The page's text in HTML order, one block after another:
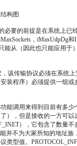
构图
必要的前提是在系统上
，iMaxUdpDg
能从（因此也只能应用
该传输协议必须在系统
装程序）必须提供一组
能调用来得到目前有多
），但是接收的一方可
），它包含了数量
能并不为大家所知的地址
类型值。